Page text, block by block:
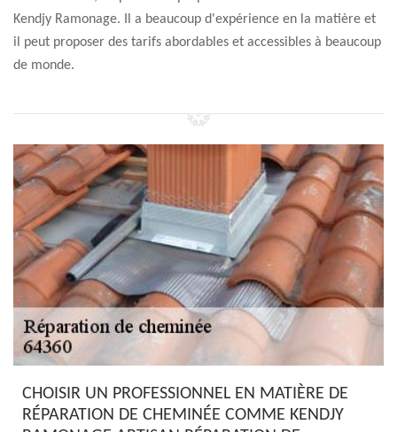
Kendjy Ramonage. Il a beaucoup d'expérience en la matière et
il peut proposer des tarifs abordables et accessibles à beaucoup
de monde.
CHOISIR UN PROFESSIONNEL EN MATIÈRE DE
RÉPARATION DE CHEMINÉE COMME KENDJY